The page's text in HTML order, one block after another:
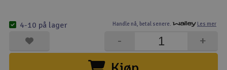
Helikopter
Kamerautstyr
Handle nå, betal senere. Les mer
+
-
4-10 på lager